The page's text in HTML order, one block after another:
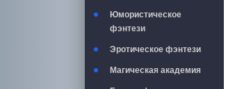
Юмористическое
фэнтези
Эротическое фэнтези
Магическая академия